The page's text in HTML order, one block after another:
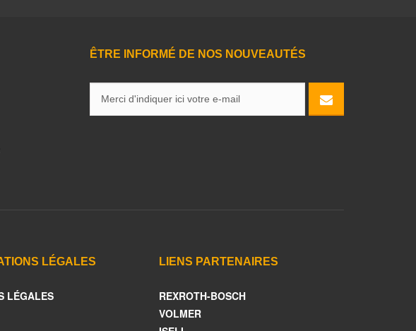
ÊTRE INFORMÉ DE NOS NOUVEAUTÉS
LÉGALES
LÉGALES
LIENS PARTENAIRES
REXROTH-BOSCH
VOLMER